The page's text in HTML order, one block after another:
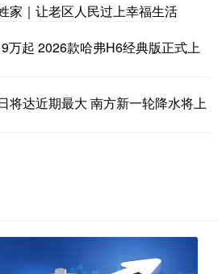
家｜让老区人民过上幸福生活
万起 2026款哈弗H6经典版正式上
将达近期最大 南方新一轮降水将上